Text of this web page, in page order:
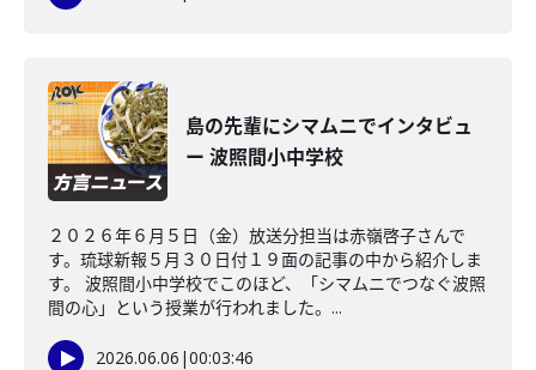
島の先輩にシマムニでインタビュ
ー 波照間小中学校
２０２６年６月５日（金）放送分担当は赤嶺啓子さんで
す。琉球新報５月３０日付１９面の記事の中から紹介しま
す。 波照間小中学校でこのほど、「シマムニでつなぐ波照
間の心」という授業が行われました。...
2026.06.06 |00:03:46